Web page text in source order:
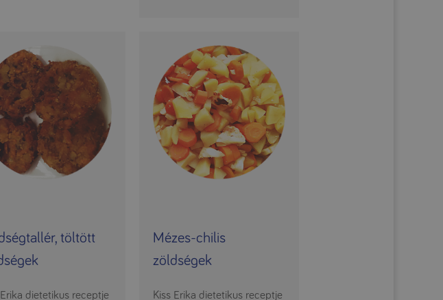
töltött
dietetikus receptje
Mézes-chilis
zöldségek
Kiss Erika dietetikus receptje